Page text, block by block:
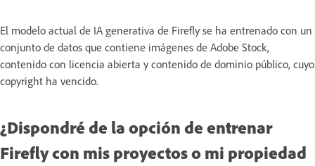
El modelo actual de IA generativa de Firefly se ha entrenado con un
conjunto de datos que contiene imágenes de Adobe Stock,
contenido con licencia abierta y contenido de dominio público, cuyo
copyright ha vencido.
¿Dispondré de la opción de entrenar
Firefly con mis proyectos o mi propiedad